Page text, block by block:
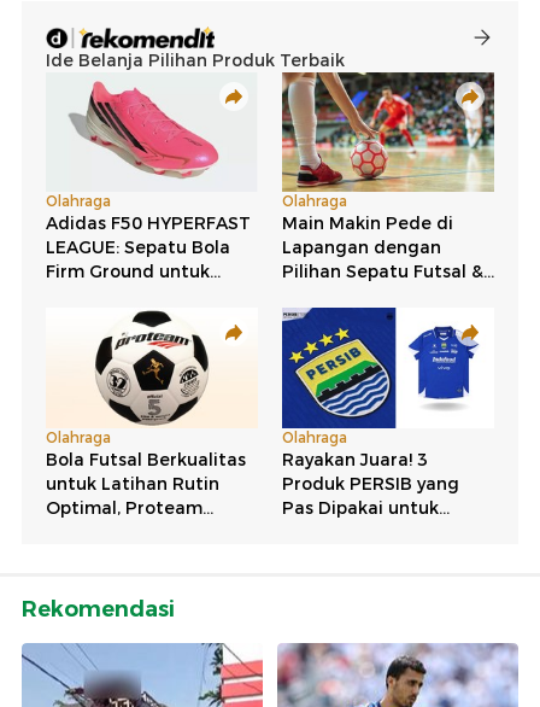
Rekomendasi